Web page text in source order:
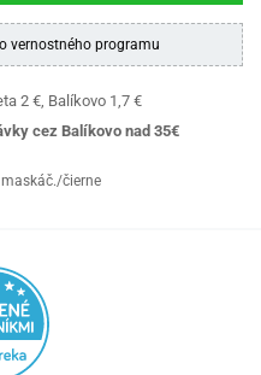
vernostného programu
2 €, Balíkovo 1,7 €
cez Balíkovo nad 35€
čierne